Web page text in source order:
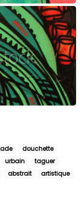
douchette
urbain
taguer
abstrait
artistique